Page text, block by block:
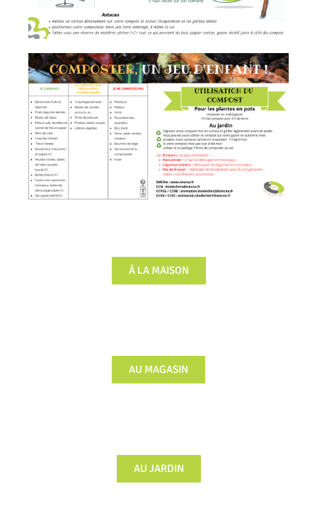
À LA MAISON
AU MAGASIN
AU JARDIN